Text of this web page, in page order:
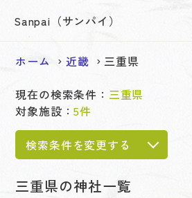
Sanpai（サンパイ）
ホーム 近畿
三重県
現在の検索条件： 三重県
対象施設：5件
検索条件を変更する
三重県の神社一覧